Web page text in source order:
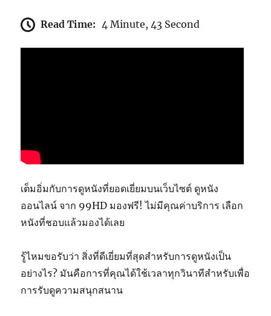
Read Time: 4 Minute, 43 Second
เต็มอิ่มกับการดูหนังที่ยอดเยี่ยมบนเว็บไซต์ ดูหนัง
ออนไลน์ จาก 99HD มองฟรี! ไม่มีคุณค่าบริการ เลือก
หนังที่ชอบแล้วมองได้เลย
รู้ไหมขอรับว่า สิ่งที่ดีเยี่ยมที่สุดสำหรับการดูหนังเป็น
อย่างไร? มันคือการที่คุณได้ใช้เวลาทุกวินาทีสำหรับเพื่อ
การรับดูความสนุกสนาน